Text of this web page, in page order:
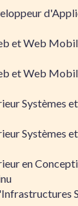
et Web
et Web
Systèmes
Systèmes
en